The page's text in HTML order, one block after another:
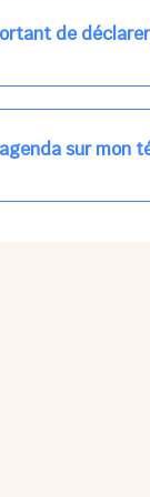
de
enfants à
car les repas sont
sur mon
sur l'App Store